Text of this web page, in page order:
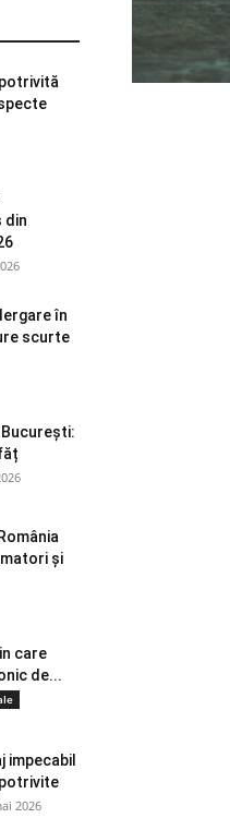
din
în
scurte
București:
și
care
de...
impecabil
2026